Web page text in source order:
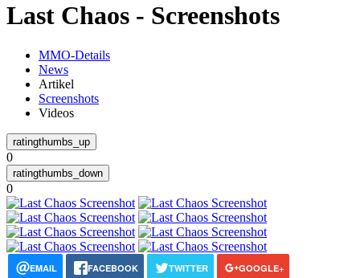
Last Chaos - Screenshots
MMO-Details
News
Artikel
Screenshots
Videos
0
0
EMAIL FACEBOOK TWITTER GOOGLE+